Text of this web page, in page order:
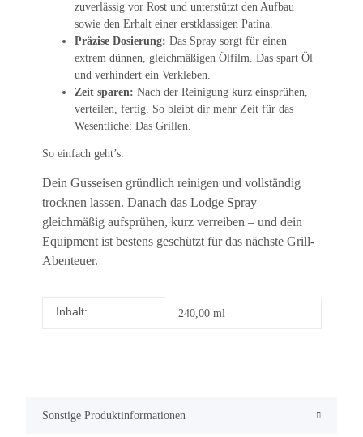
zuverlässig vor Rost und unterstützt den Aufbau
sowie den Erhalt einer erstklassigen Patina.
Präzise Dosierung: Das Spray sorgt für einen
extrem dünnen, gleichmäßigen Ölfilm. Das spart Öl
und verhindert ein Verkleben.
Zeit sparen: Nach der Reinigung kurz einsprühen,
verteilen, fertig. So bleibt dir mehr Zeit für das
Wesentliche: Das Grillen.
So einfach geht’s:
Dein Gusseisen gründlich reinigen und vollständig
trocknen lassen. Danach das Lodge Spray
gleichmäßig aufsprühen, kurz verreiben – und dein
Equipment ist bestens geschützt für das nächste Grill-
Abenteuer.
Produkteigenschaft
Wert
Inhalt: 240,00 ml
Sonstige Produktinformationen